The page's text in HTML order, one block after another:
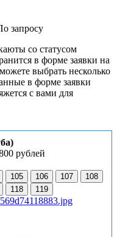
запросу
со статусом
в форме заявки на
выбрать несколько
в форме заявки
с вами для
рублей
105 106 107
108
118 119